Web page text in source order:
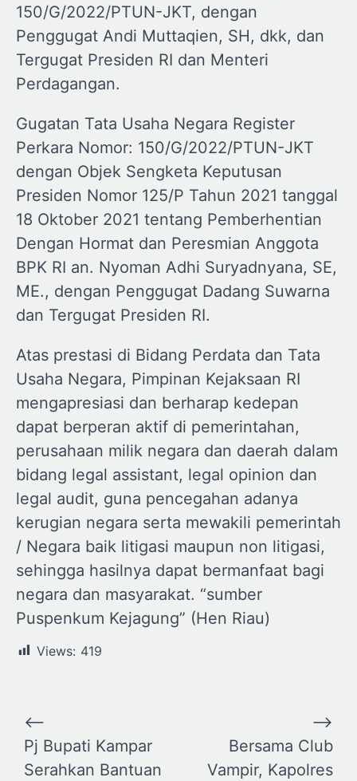
150/G/2022/PTUN-JKT, dengan
Penggugat Andi Muttaqien, SH, dkk, dan
Tergugat Presiden RI dan Menteri
Perdagangan.
Gugatan Tata Usaha Negara Register
Perkara Nomor: 150/G/2022/PTUN-JKT
dengan Objek Sengketa Keputusan
Presiden Nomor 125/P Tahun 2021 tanggal
18 Oktober 2021 tentang Pemberhentian
Dengan Hormat dan Peresmian Anggota
BPK RI an. Nyoman Adhi Suryadnyana, SE,
ME., dengan Penggugat Dadang Suwarna
dan Tergugat Presiden RI.
Atas prestasi di Bidang Perdata dan Tata
Usaha Negara, Pimpinan Kejaksaan RI
mengapresiasi dan berharap kedepan
dapat berperan aktif di pemerintahan,
perusahaan milik negara dan daerah dalam
bidang legal assistant, legal opinion dan
legal audit, guna pencegahan adanya
kerugian negara serta mewakili pemerintah
/ Negara baik litigasi maupun non litigasi,
sehingga hasilnya dapat bermanfaat bagi
negara dan masyarakat. “sumber
Puspenkum Kejagung” (Hen Riau)
Views: 419
Navigasi
pos
⟵
Pj Bupati Kampar
Serahkan Bantuan
Bersama Club
Vampir, Kapolres
⟶